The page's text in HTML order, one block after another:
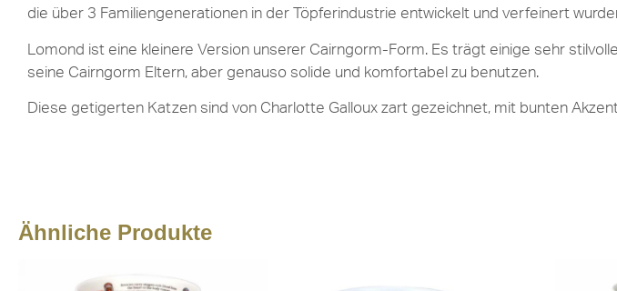
die über 3 Familiengenerationen in der Töpferindustrie entwickelt und verfeinert
Lomond ist eine kleinere Version unserer Cairngorm-Form. Es trägt einige sehr
seine Cairngorm Eltern, aber genauso solide und komfortabel zu benutzen.
Diese getigerten Katzen sind von Charlotte Galloux zart gezeichnet, mit bunten
Ähnliche Produkte